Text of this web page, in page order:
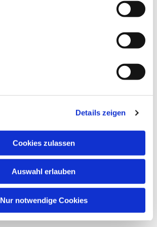
Details zeigen
Cookies zulassen
Auswahl erlauben
Nur notwendige Cookies